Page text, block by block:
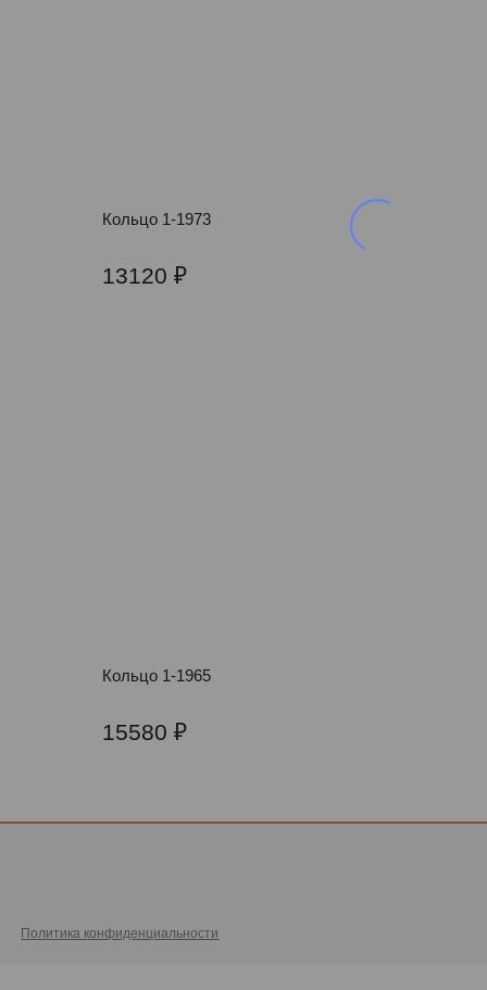
Кольцо 1-1973
13120
Кольцо 1-1965
15580
Политика конфиденциальности